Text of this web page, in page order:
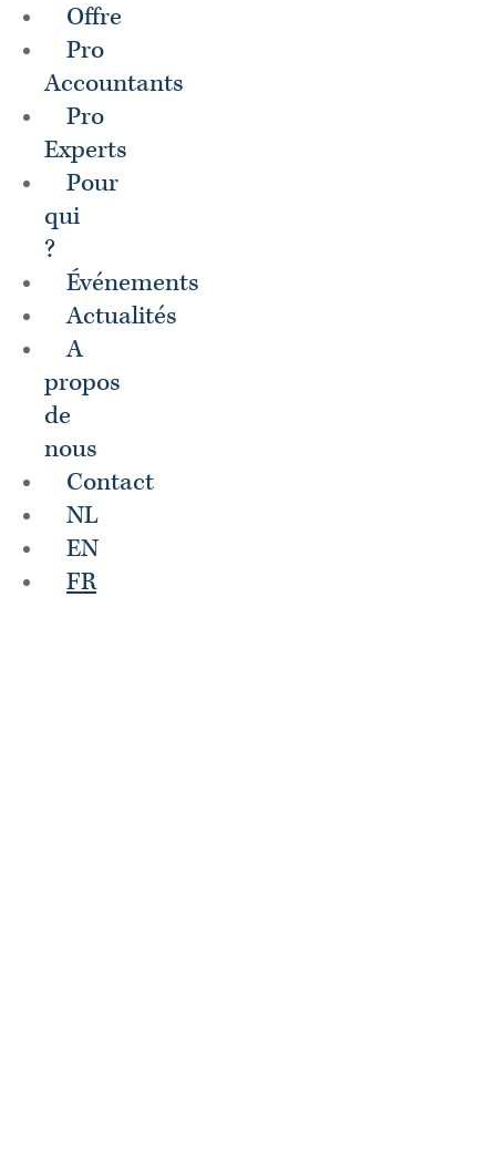
Offre
Pro
Accountants
Pro
Experts
Pour
qui
?
Événements
Actualités
A
propos
de
nous
Contact
NL
EN
FR